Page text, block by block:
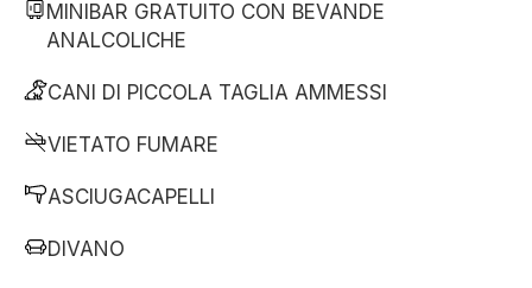
MINIBAR GRATUITO CON BEVANDE
ANALCOLICHE
CANI DI PICCOLA TAGLIA AMMESSI
VIETATO FUMARE
ASCIUGACAPELLI
DIVANO